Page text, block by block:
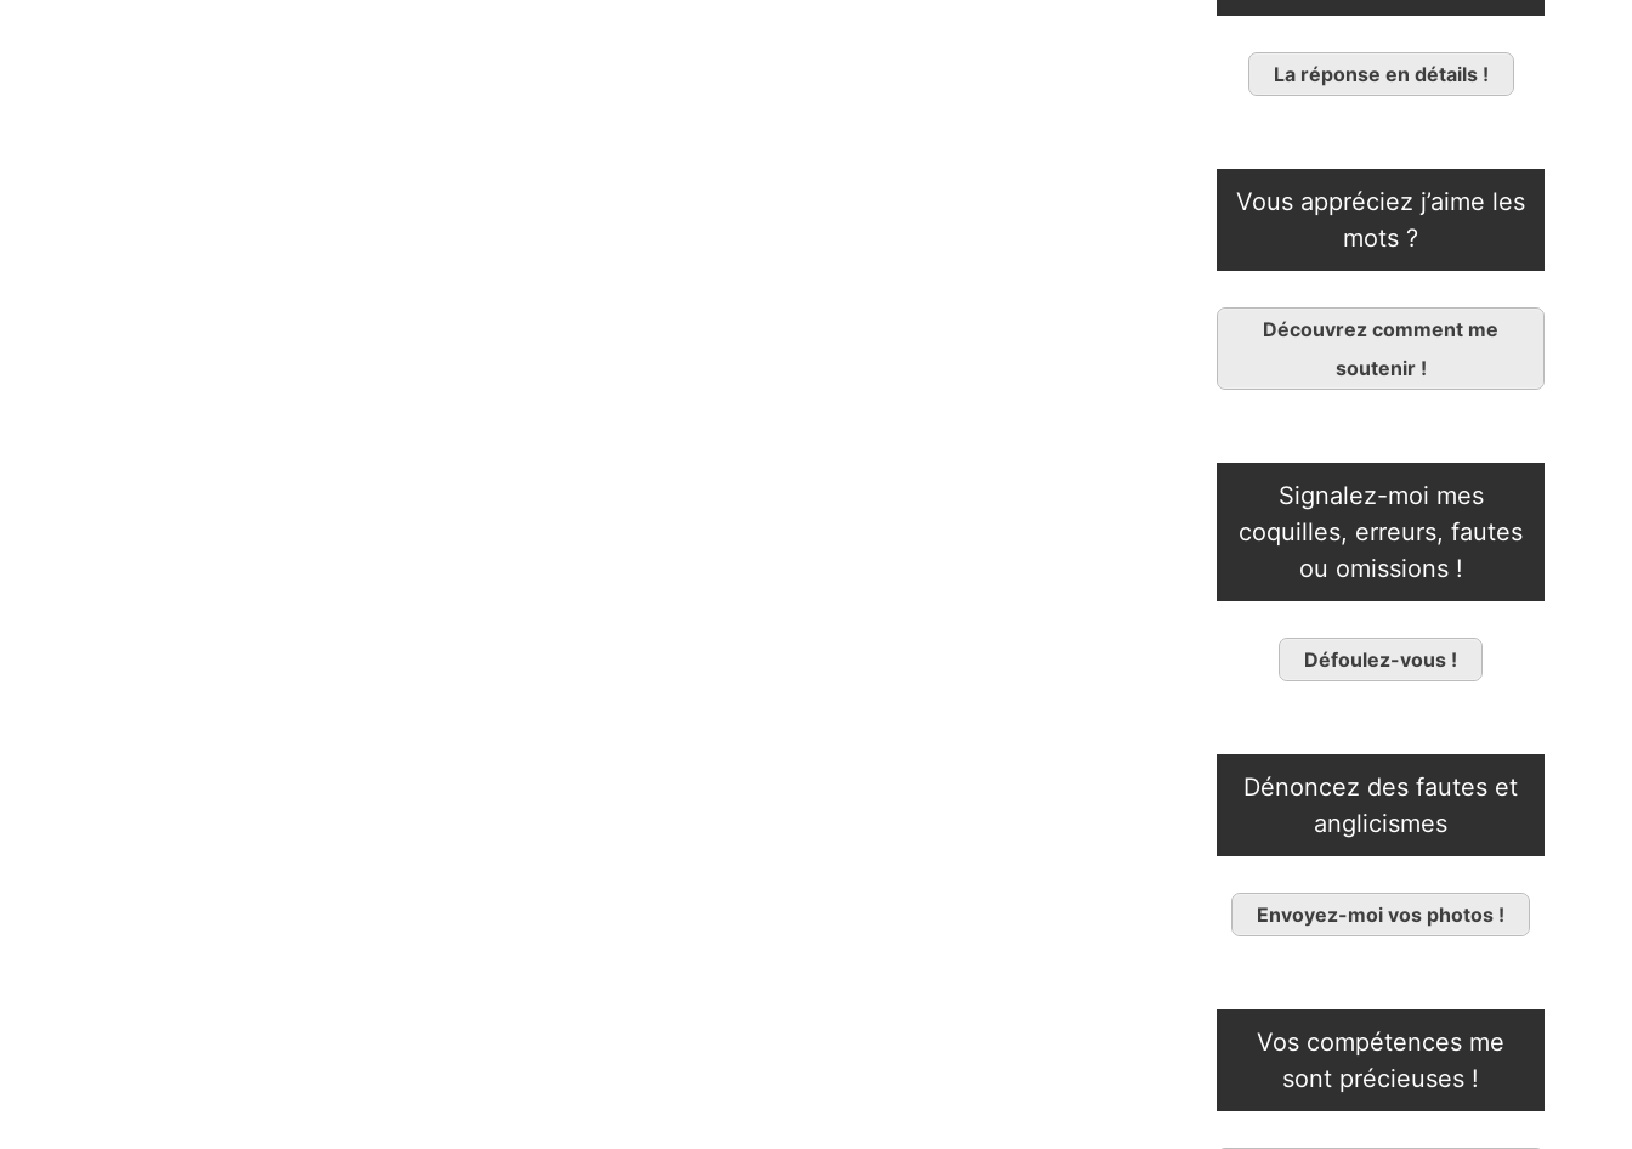
La réponse en détails !
Vous appréciez j’aime les
mots ?
Découvrez comment me
soutenir !
Signalez-moi mes
coquilles, erreurs, fautes
ou omissions !
Défoulez-vous !
Dénoncez des fautes et
anglicismes
Envoyez-moi vos photos !
Vos compétences me
sont précieuses !